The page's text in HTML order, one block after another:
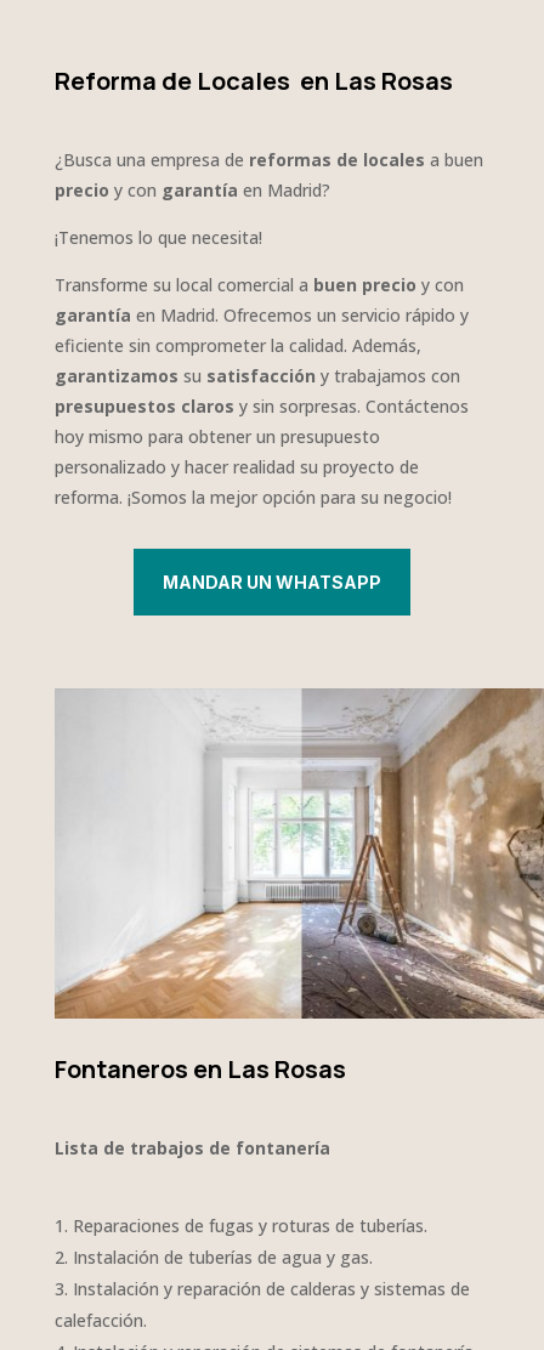
Reforma de Locales en Las Rosas
¿Busca una empresa de reformas de locales a buen
precio y con garantía en Madrid?
¡Tenemos lo que necesita!
Transforme su local comercial a buen precio y con
garantía en Madrid. Ofrecemos un servicio rápido y
eficiente sin comprometer la calidad. Además,
garantizamos su satisfacción y trabajamos con
presupuestos claros y sin sorpresas. Contáctenos
hoy mismo para obtener un presupuesto
personalizado y hacer realidad su proyecto de
reforma. ¡Somos la mejor opción para su negocio!
MANDAR UN WHATSAPP
Fontaneros en Las Rosas
Lista de trabajos de fontanería
Reparaciones de fugas y roturas de tuberías.
Instalación de tuberías de agua y gas.
Instalación y reparación de calderas y sistemas de
calefacción.